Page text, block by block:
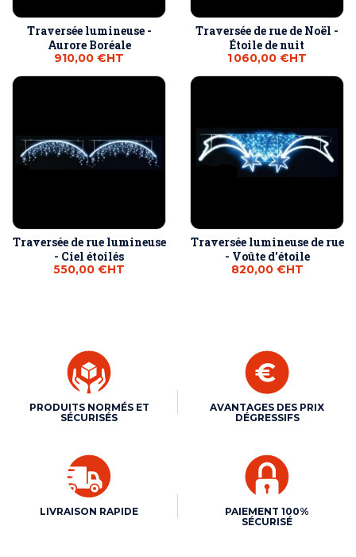
Traversée lumineuse -
Aurore Boréale
910,00 €HT
Traversée de rue de Noël -
Étoile de nuit
1 060,00 €HT
Traversée de rue lumineuse
- Ciel étoilés
550,00 €HT
Traversée lumineuse de rue
- Voûte d'étoile
820,00 €HT
PRODUITS NORMÉS ET
SÉCURISÉS
AVANTAGES DES PRIX
DÉGRESSIFS
LIVRAISON RAPIDE
PAIEMENT 100%
SÉCURISÉ